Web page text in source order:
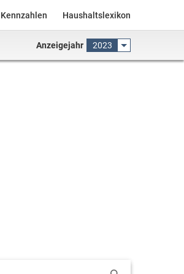
Kennzahlen Haushaltslexikon
Anzeigejahr 2023